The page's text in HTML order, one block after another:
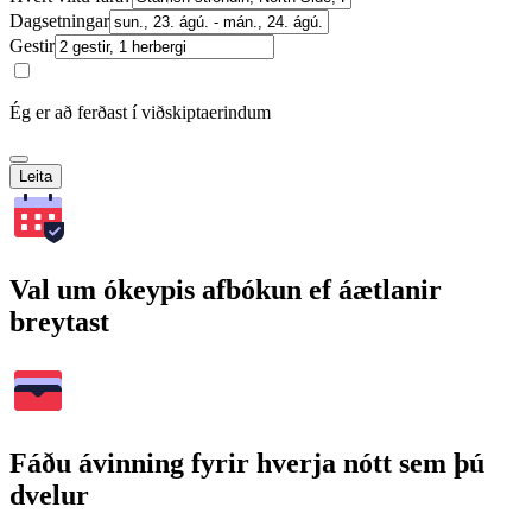
Dagsetningar
Gestir
Ég er að ferðast í viðskiptaerindum
Leita
Val um ókeypis afbókun ef áætlanir
breytast
Fáðu ávinning fyrir hverja nótt sem þú
dvelur